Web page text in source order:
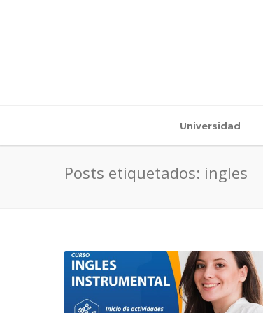
Universidad
Posts etiquetados: ingles